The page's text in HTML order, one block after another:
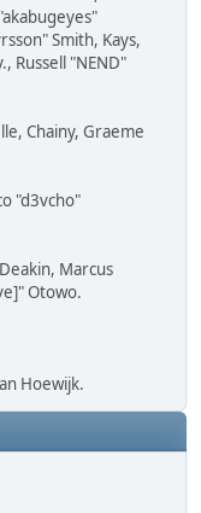
Smith, Kays,
Russell "NEND"
Chainy, Graeme
"d3vcho"
Marcus
Otowo.
Hoewijk.